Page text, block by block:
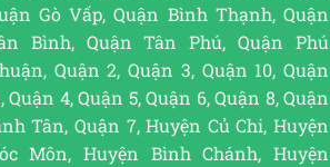
Gò Vấp, Quận Bình Thạnh, Quận
Bình, Quận Tân Phú, Quận Phú
Quận 2, Quận 3, Quận 10, Quận
Quận 4, Quận 5, Quận 6, Quận 8, Quận
Tân, Quận 7, Huyện Củ Chi, Huyện
Môn, Huyện Bình Chánh, Huyện